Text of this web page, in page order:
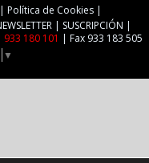
Política de Cookies
SUSCRIPCIÓN
933 180 101 | Fax 933 183 505
▼